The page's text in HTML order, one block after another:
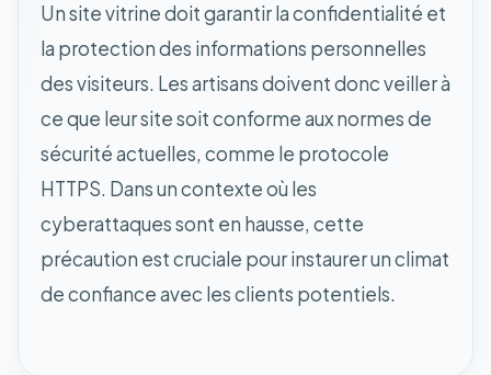
Un site vitrine doit garantir la confidentialité et
la protection des informations personnelles
des visiteurs. Les artisans doivent donc veiller à
ce que leur site soit conforme aux normes de
sécurité actuelles, comme le protocole
HTTPS. Dans un contexte où les
cyberattaques sont en hausse, cette
précaution est cruciale pour instaurer un climat
de confiance avec les clients potentiels.